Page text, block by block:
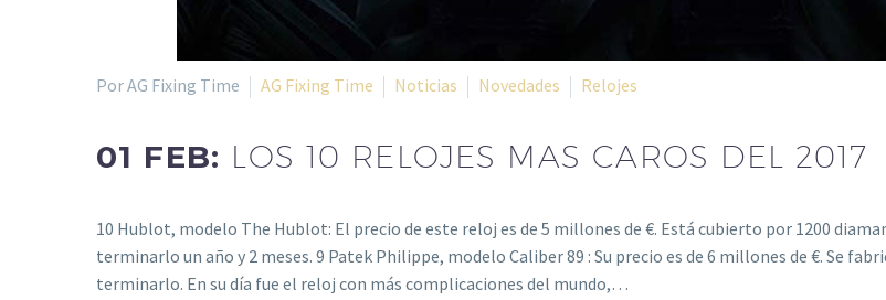
Por AG Fixing Time AG Fixing Time Noticias Novedades Relojes
01 FEB: LOS 10 RELOJES MAS CAROS DEL 2017
10 Hublot, modelo The Hublot: El precio de este reloj es de 5 millones de €. Está cubierto por 1200
terminarlo un año y 2 meses. 9 Patek Philippe, modelo Caliber 89 : Su precio es de 6 millones de €. Se
terminarlo. En su día fue el reloj con más complicaciones del mundo,…